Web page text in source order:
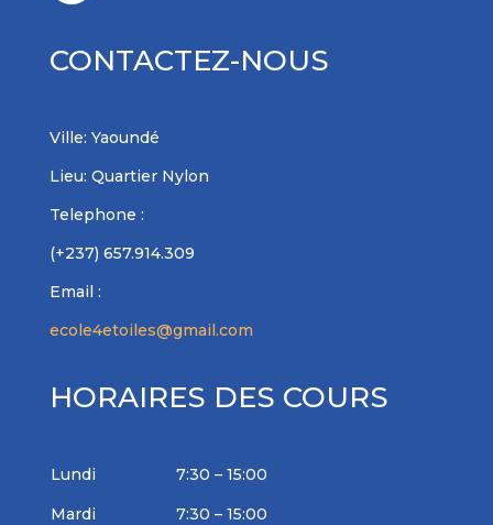
CONTACTEZ-NOUS
Ville: Yaoundé
Lieu: Quartier Nylon
Telephone :
(+237) 657.914.309
Email :
ecole4etoiles@gmail.com
HORAIRES DES COURS
Lundi
7:30 – 15:00
Mardi
7:30 – 15:00